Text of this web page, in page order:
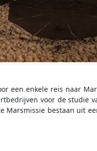
een enkele reis naar
voor de studie
Marsmissie bestaan uit